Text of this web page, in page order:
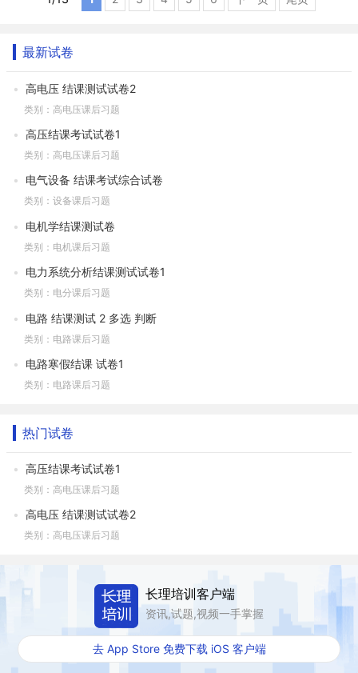
最新试卷
高电压 结课测试试卷2
类别：高电压课后习题
高压结课考试试卷1
类别：高电压课后习题
电气设备 结课考试综合试卷
类别：设备课后习题
电机学结课测试卷
类别：电机课后习题
电力系统分析结课测试试卷1
类别：电分课后习题
电路 结课测试 2 多选 判断
类别：电路课后习题
电路寒假结课 试卷1
类别：电路课后习题
热门试卷
高压结课考试试卷1
类别：高电压课后习题
高电压 结课测试试卷2
类别：高电压课后习题
长理培训客户端
资讯,试题,视频一手掌握
去 App Store 免费下载 iOS 客户端